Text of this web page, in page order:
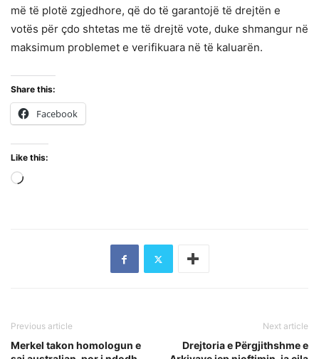
më të plotë zgjedhore, që do të garantojë të drejtën e
votës për çdo shtetas me të drejtë vote, duke shmangur në
maksimum problemet e verifikuara në të kaluarën.
Share this:
Facebook
Like this:
Previous article
Merkel takon homologun e
Next article
Drejtoria e Përgjithshme e